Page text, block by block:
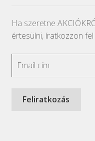
Ha szeretne
értesülni, íratkozzon